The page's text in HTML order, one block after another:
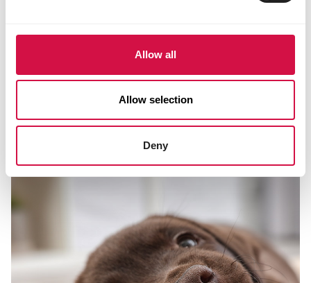
Allow all
Allow selection
Deny
HUNDE
Mit Ihrem Hund im Schnee: Tipps für
einen sicheren Winterspaziergang